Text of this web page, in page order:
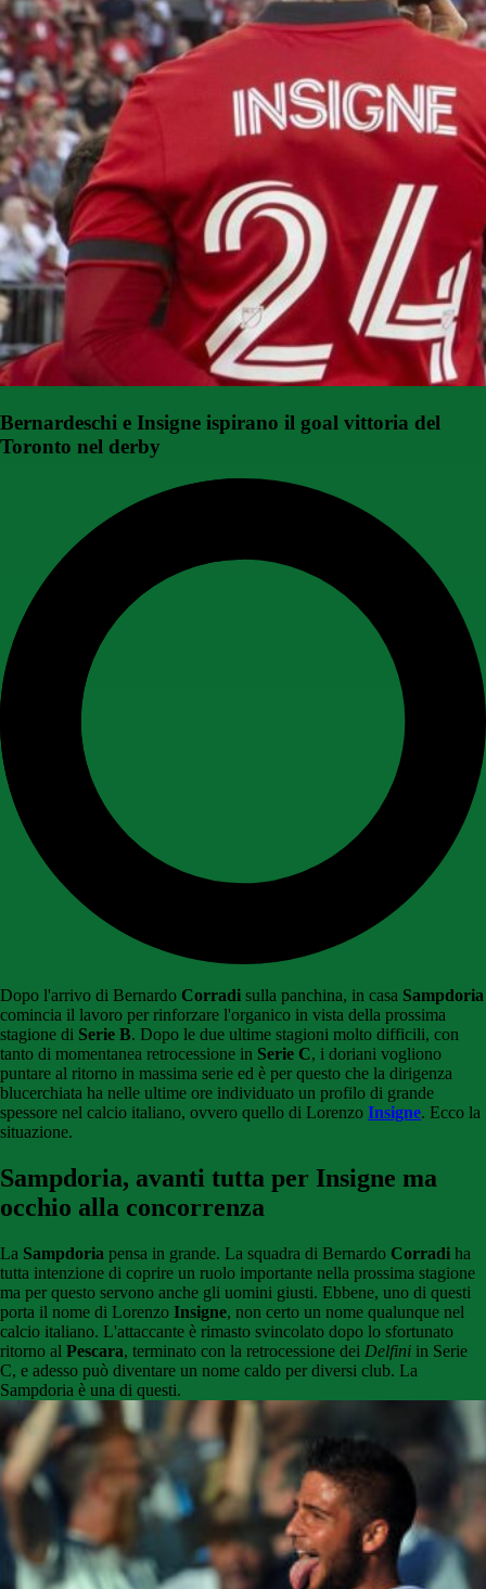
Bernardeschi e Insigne ispirano il goal vittoria del
Toronto nel derby
Dopo l'arrivo di Bernardo Corradi sulla panchina, in casa Sampdoria
comincia il lavoro per rinforzare l'organico in vista della prossima
stagione di Serie B. Dopo le due ultime stagioni molto difficili, con
tanto di momentanea retrocessione in Serie C, i doriani vogliono
puntare al ritorno in massima serie ed è per questo che la dirigenza
blucerchiata ha nelle ultime ore individuato un profilo di grande
spessore nel calcio italiano, ovvero quello di Lorenzo Insigne. Ecco la
situazione.
Sampdoria, avanti tutta per Insigne ma
occhio alla concorrenza
La Sampdoria pensa in grande. La squadra di Bernardo Corradi ha
tutta intenzione di coprire un ruolo importante nella prossima stagione
ma per questo servono anche gli uomini giusti. Ebbene, uno di questi
porta il nome di Lorenzo Insigne, non certo un nome qualunque nel
calcio italiano. L'attaccante è rimasto svincolato dopo lo sfortunato
ritorno al Pescara, terminato con la retrocessione dei Delfini in Serie
C, e adesso può diventare un nome caldo per diversi club. La
Sampdoria è una di questi.